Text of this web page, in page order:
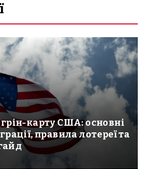
карту США: основні
правила лотереї та